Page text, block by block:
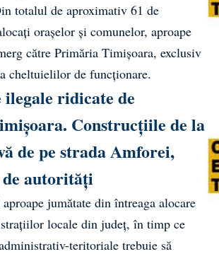
totalul de aproximativ 61 de
orașelor și comunelor, aproape
către Primăria Timișoara, exclusiv
cheltuielilor de funcționare.
ilegale ridicate de
Construcțiile de la
de pe strada Amforei,
autorități
jumătate din întreaga alocare
locale din județ, în timp ce
teritoriale trebuie să